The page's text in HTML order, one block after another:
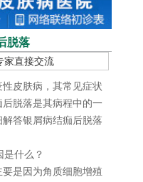
脱落
家直接交流
皮肤病，其常见症状
脱落是其病程中的一
答银屑病结痂后脱落
是什么？
是因为角质细胞增殖